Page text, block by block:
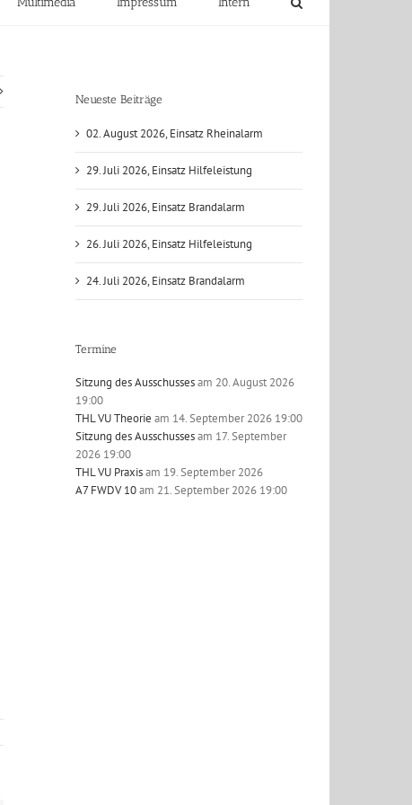
Neueste Beiträge
02. August 2026, Einsatz Rheinalarm
29. Juli 2026, Einsatz Hilfeleistung
29. Juli 2026, Einsatz Brandalarm
26. Juli 2026, Einsatz Hilfeleistung
24. Juli 2026, Einsatz Brandalarm
Termine
Sitzung des Ausschussesam 20. August 2026
19:00
THL VU Theorie am 14. September 2026 19:00
Sitzung des Ausschussesam 17. September
2026 19:00
THL VU Praxisam 19. September 2026
A7 FWDV 10am 21. September 2026 19:00